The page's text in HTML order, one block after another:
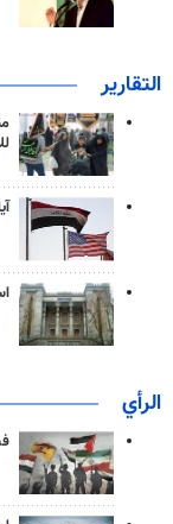
التقارير
الرأي